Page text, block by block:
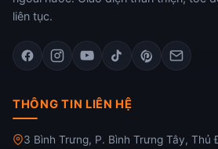
liên tục.
THÔNG TIN LIÊN HỆ
3 Bình Trưng, P. Bình Trưng Tây, Thủ